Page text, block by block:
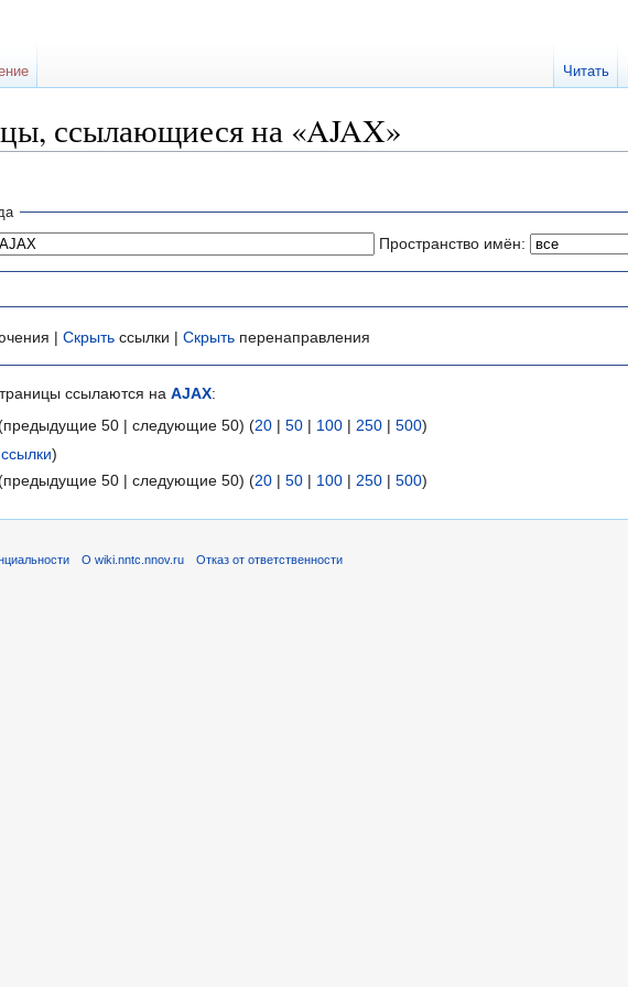
ссылающиеся на «AJAX»
Пространство имён:
| Скрыть ссылки | Скрыть перенаправления
ссылаются на AJAX:
50 | следующие 50) (20 | 50 | 100 | 250 | 500)
)
50 | следующие 50) (20 | 50 | 100 | 250 | 500)
Читать
О wiki.nntc.nnov.ru Отказ от ответственности